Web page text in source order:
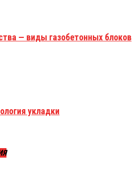
— виды газобетонных блоков
укладки